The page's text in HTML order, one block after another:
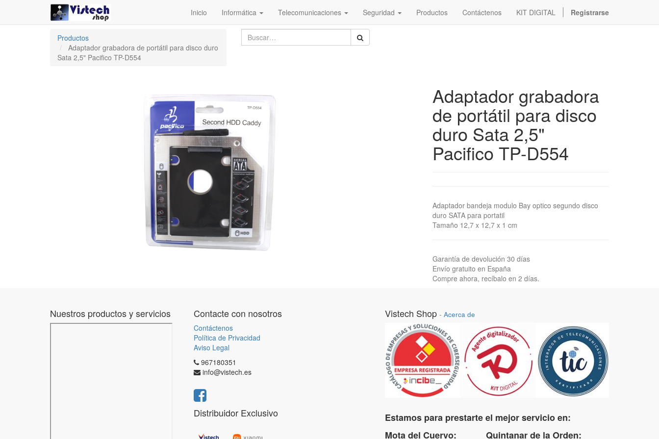
Inicio Informática Telecomunicaciones Seguridad Productos Contáctenos KIT DIGITAL Registrarse
Productos
Adaptador grabadora de portátil para disco duro
Sata 2,5" Pacifico TP-D554
Adaptador grabadora
de portátil para disco
duro Sata 2,5"
Pacifico TP-D554
Adaptador bandeja modulo Bay optico segundo disco
duro SATA para portatil
Tamaño 12,7 x 12,7 x 1 cm
Garantía de devolución 30 días
Envío gratuito en España
Compre ahora, recíbalo en 2 días.
Nuestros productos y servicios Contacte con nosotros
Contáctenos
Política de Privacidad
Aviso Legal
967180351
info@vistech.es
Distribuidor Exclusivo
Vistech Shop - Acerca de
Estamos para prestarte el mejor servicio en:
Mota del Cuervo: Quintanar de la Orden: